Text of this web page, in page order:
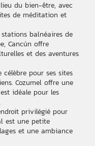
du bien-être, avec
de méditation et
balnéaires de
Cancún offre
et des aventures
célèbre pour ses sites
Cozumel offre une
idéale pour les
privilégié pour
est une petite
et une ambiance